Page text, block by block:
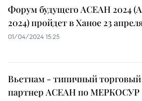
Форум будущего АСЕАН 2024
2024) пройдет в Ханое 23
01/04/2024 15:25
Вьетнам - типичный торговый
партнер АСЕАН по МЕРКОСУР